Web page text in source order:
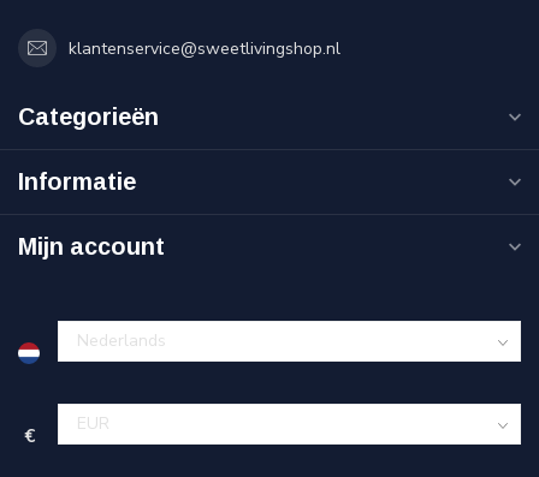
klantenservice@sweetlivingshop.nl
Categorieën
Informatie
Mijn account
€